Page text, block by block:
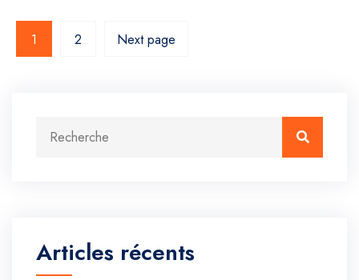
1 2 Next page
Recherche :
Articles récents